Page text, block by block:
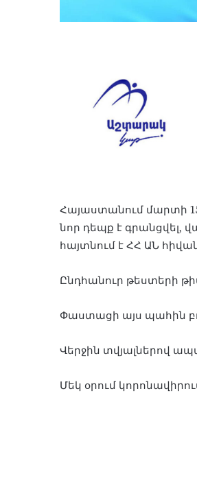
Հայաստանում մարտի
նոր դեպք է գրանցվել,
հայտնում է ՀՀ ԱՆ
Ընդհանուր թեստերի
Փաստացի այս պահին
Վերջին տվյալներով
Մեկ օրում